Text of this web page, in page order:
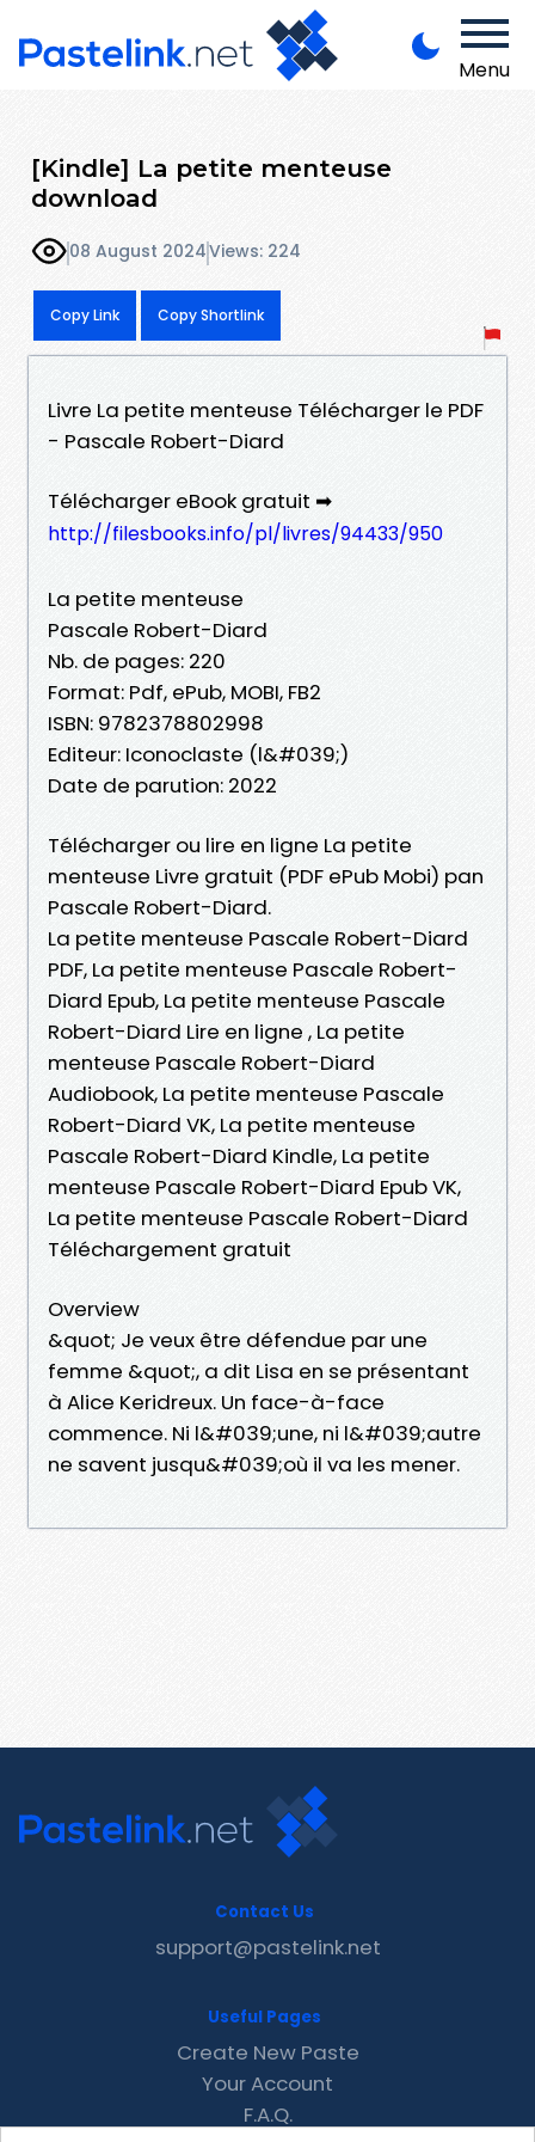
Menu
[Kindle] La petite menteuse
download
08 August 2024Views: 224
Copy Link Copy Shortlink
Livre La petite menteuse Télécharger le PDF
- Pascale Robert-Diard
Télécharger eBook gratuit ➡
http://filesbooks.info/pl/livres/94433/950
La petite menteuse
Pascale Robert-Diard
Nb. de pages: 220
Format: Pdf, ePub, MOBI, FB2
ISBN: 9782378802998
Editeur: Iconoclaste (l&#039;)
Date de parution: 2022
Télécharger ou lire en ligne La petite
menteuse Livre gratuit (PDF ePub Mobi) pan
Pascale Robert-Diard.
La petite menteuse Pascale Robert-Diard
PDF, La petite menteuse Pascale Robert-
Diard Epub, La petite menteuse Pascale
Robert-Diard Lire en ligne , La petite
menteuse Pascale Robert-Diard
Audiobook, La petite menteuse Pascale
Robert-Diard VK, La petite menteuse
Pascale Robert-Diard Kindle, La petite
menteuse Pascale Robert-Diard Epub VK,
La petite menteuse Pascale Robert-Diard
Téléchargement gratuit
Overview
&quot; Je veux être défendue par une
femme &quot;, a dit Lisa en se présentant
à Alice Keridreux. Un face-à-face
commence. Ni l&#039;une, ni l&#039;autre
ne savent jusqu&#039;où il va les mener.
Contact Us
support@pastelink.net
Useful Pages
Create New Paste
Your Account
F.A.Q.